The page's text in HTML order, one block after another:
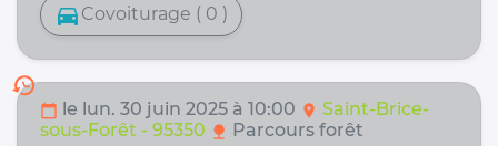
directions_car Covoiturage ( 0 )
history
calendar_today le lun. 30 juin 2025 à 10:00 location_on Saint-Brice-
sous-Forêt - 95350 nature Parcours forêt